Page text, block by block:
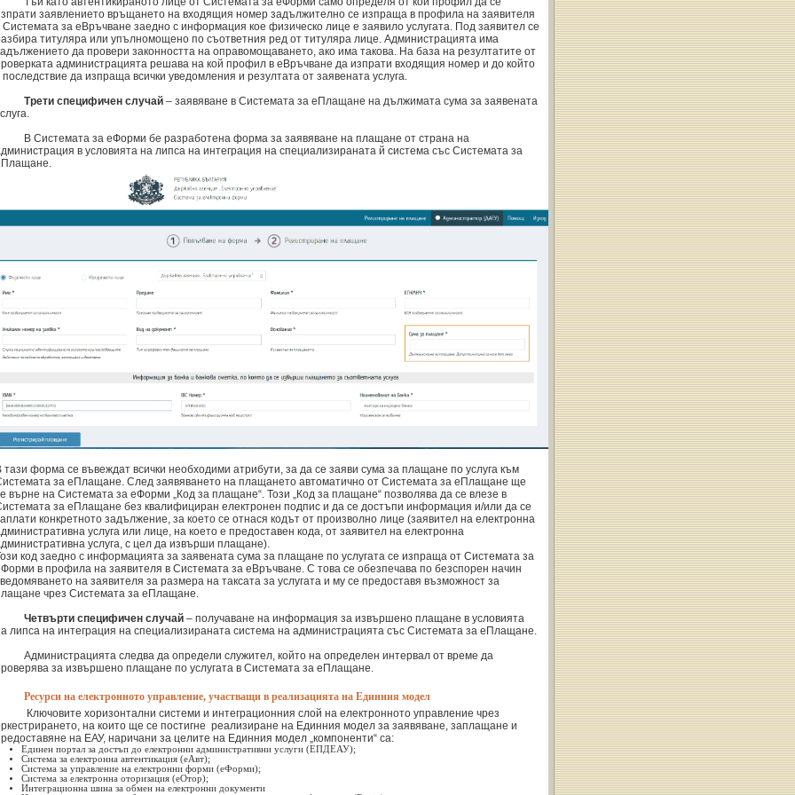
заявлението връщането на входящия номер задължително се изпраща в профила на заявителя
Системата за еВръчване заедно с информация кое физическо лице е заявило услугата. Под заявител се
титуляра или упълномощено по съответния ред от титуляра лице. Администрацията има
да провери законността на оправомощаването, ако има такова. На база на резултатите от
администрацията решава на кой профил в еВръчване да изпрати входящия номер и до който
последствие да изпраща всички уведомления и резултата от заявената услуга.
Трети специфичен случай – заявяване в Системата за еПлащане на дължимата сума за заявената
В Системата за еФорми бе разработена форма за заявяване на плащане от страна на
в условията на липса на интеграция на специализираната й система със Системата за
тази форма се въвеждат всички необходими атрибути, за да се заяви сума за плащане по услуга към
за еПлащане. След заявяването на плащането автоматично от Системата за еПлащане ще
върне на Системата за еФорми „Код за плащане“. Този „Код за плащане“ позволява да се влезе в
за еПлащане без квалифициран електронен подпис и да се достъпи информация и/или да се
конкретното задължение, за което се отнася кодът от произволно лице (заявител на електронна
услуга или лице, на което е предоставен кода, от заявител на електронна
услуга, с цел да извърши плащане).
код заедно с информацията за заявената сума за плащане по услугата се изпраща от Системата за
в профила на заявителя в Системата за еВръчване. С това се обезпечава по безспорен начин
на заявителя за размера на таксата за услугата и му се предоставя възможност за
чрез Системата за еПлащане.
Четвърти специфичен случай – получаване на информация за извършено плащане в условията
липса на интеграция на специализираната система на администрацията със Системата за еПлащане.
Администрацията следва да определи служител, който на определен интервал от време да
за извършено плащане по услугата в Системата за еПлащане.
Ресурси на електронното управление, участващи в реализацията на Единния модел
Ключовите хоризонтални системи и интеграционния слой на електронното управление чрез
на които ще се постигне реализиране на Единния модел за заявяване, заплащане и
на ЕАУ, наричани за целите на Единния модел „компоненти“ са:
Единен портал за достъп до електронни административни услуги (ЕПДЕАУ);
Система за електронна автентикация (еАвт);
Система за управление на електронни форми (еФорми);
Система за електронна оторизация (еОтор);
Интеграционна шина за обмен на електронни документи